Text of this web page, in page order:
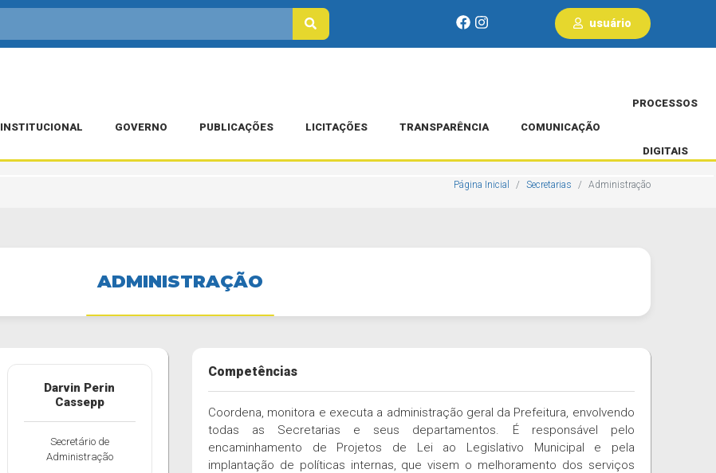
usuário
INSTITUCIONAL GOVERNO PUBLICAÇÕES LICITAÇÕES TRANSPARÊNCIA COMUNICAÇÃO
PROCESSOS
DIGITAIS
Página Inicial Secretarias Administração
ADMINISTRAÇÃO
Darvin Perin
Cassepp
Secretário de
Administração
Competências
Coordena, monitora e executa a administração geral da Prefeitura, envolvendo
todas as Secretarias e seus departamentos. É responsável pelo
encaminhamento de Projetos de Lei ao Legislativo Municipal e pela
implantação de políticas internas, que visem o melhoramento dos serviços